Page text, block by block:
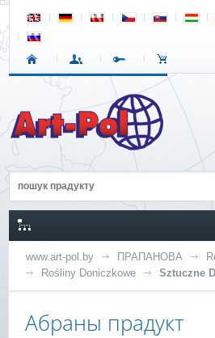
www.art-pol.by ПРАПАНОВА
Rośliny Doniczkowe
Sztuczne
Абраны прадукт